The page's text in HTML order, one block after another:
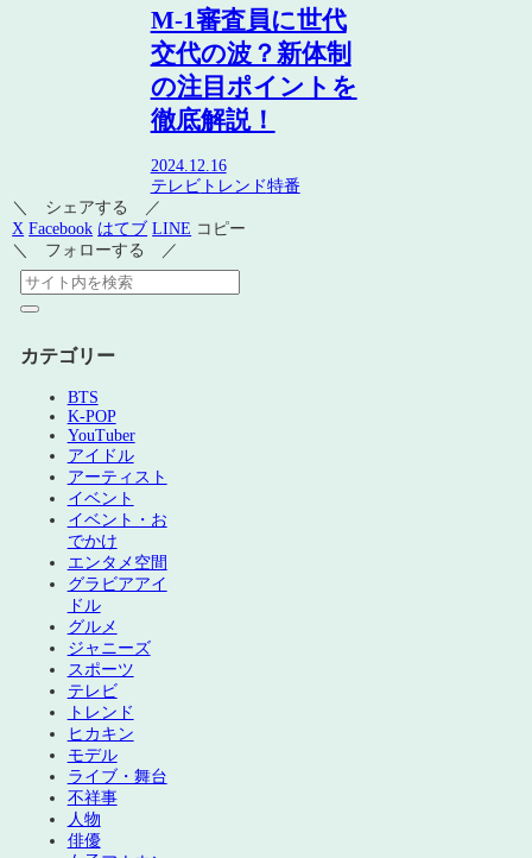
M-1審査員に世代
交代の波？新体制
の注目ポイントを
徹底解説！
2024.12.16
テレビトレンド特番
＼ シェアする ／
X Facebook はてブ LINE コピー
＼ フォローする ／
カテゴリー
BTS
K-POP
YouTuber
アイドル
アーティスト
イベント
イベント・お
でかけ
エンタメ空間
グラビアアイ
ドル
グルメ
ジャニーズ
スポーツ
テレビ
トレンド
ヒカキン
モデル
ライブ・舞台
不祥事
人物
俳優